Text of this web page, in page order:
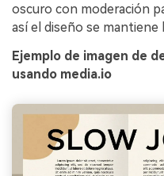
oscuro con moderación
así el diseño se mantiene
Ejemplo de imagen de
usando media.io